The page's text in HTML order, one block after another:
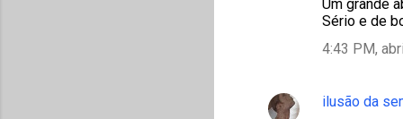
Um grande
Sério e de
4:43 PM,
ilusão da